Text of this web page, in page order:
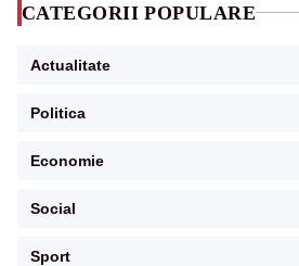
CATEGORII POPULARE
Actualitate
Politica
Economie
Social
Sport